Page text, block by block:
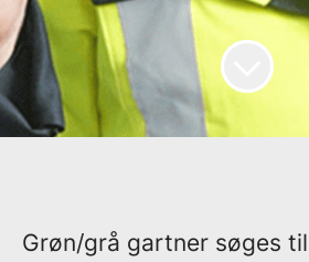
Grøn/grå gartner søges